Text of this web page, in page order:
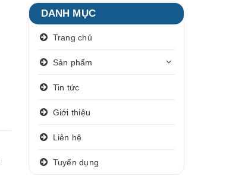
DANH MỤC
Trang chủ
Sản phẩm
Tin tức
Giới thiệu
Liên hệ
Tuyển dụng